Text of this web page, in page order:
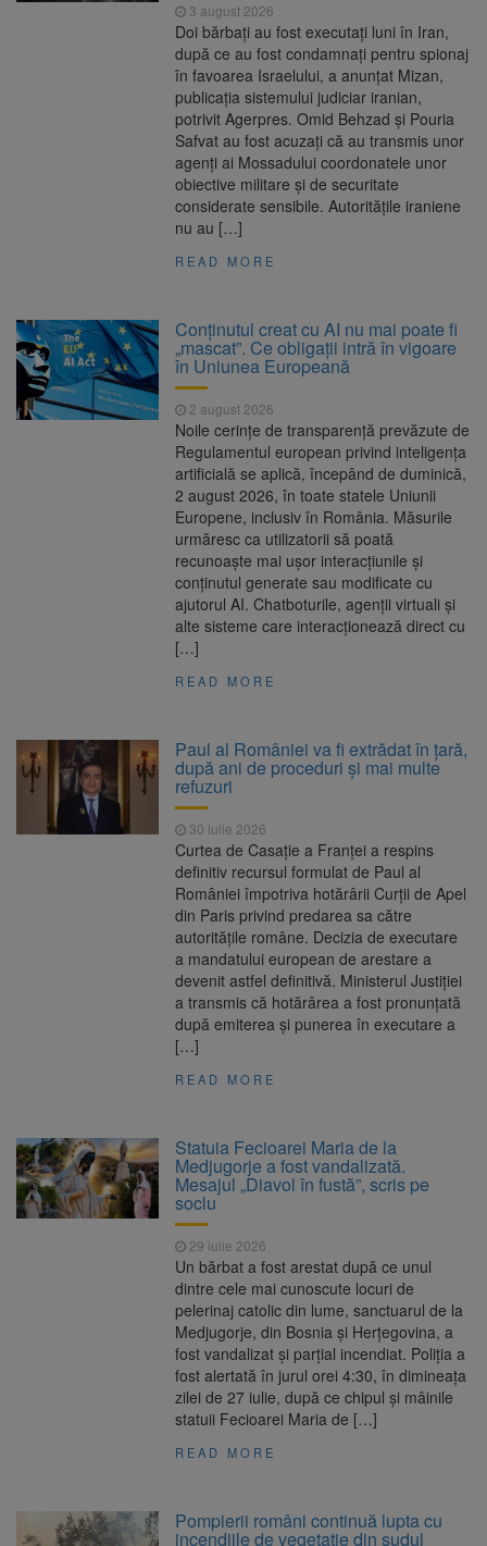
3 august 2026
Doi bărbați au fost executați luni în Iran,
după ce au fost condamnați pentru spionaj
în favoarea Israelului, a anunțat Mizan,
publicația sistemului judiciar iranian,
potrivit Agerpres. Omid Behzad și Pouria
Safvat au fost acuzați că au transmis unor
agenți ai Mossadului coordonatele unor
obiective militare și de securitate
considerate sensibile. Autoritățile iraniene
nu au […]
READ MORE
Conținutul creat cu AI nu mai poate fi
„mascat”. Ce obligații intră în vigoare
în Uniunea Europeană
2 august 2026
Noile cerințe de transparență prevăzute de
Regulamentul european privind inteligența
artificială se aplică, începând de duminică,
2 august 2026, în toate statele Uniunii
Europene, inclusiv în România. Măsurile
urmăresc ca utilizatorii să poată
recunoaște mai ușor interacțiunile și
conținutul generate sau modificate cu
ajutorul AI. Chatboturile, agenții virtuali și
alte sisteme care interacționează direct cu
[…]
READ MORE
Paul al României va fi extrădat în țară,
după ani de proceduri și mai multe
refuzuri
30 iulie 2026
Curtea de Casație a Franței a respins
definitiv recursul formulat de Paul al
României împotriva hotărârii Curții de Apel
din Paris privind predarea sa către
autoritățile române. Decizia de executare
a mandatului european de arestare a
devenit astfel definitivă. Ministerul Justiției
a transmis că hotărârea a fost pronunțată
după emiterea și punerea în executare a
[…]
READ MORE
Statuia Fecioarei Maria de la
Medjugorje a fost vandalizată.
Mesajul „Diavol în fustă”, scris pe
soclu
29 iulie 2026
Un bărbat a fost arestat după ce unul
dintre cele mai cunoscute locuri de
pelerinaj catolic din lume, sanctuarul de la
Medjugorje, din Bosnia și Herțegovina, a
fost vandalizat și parțial incendiat. Poliția a
fost alertată în jurul orei 4:30, în dimineața
zilei de 27 iulie, după ce chipul și mâinile
statuii Fecioarei Maria de […]
READ MORE
Pompierii români continuă lupta cu
incendiile de vegetație din sudul